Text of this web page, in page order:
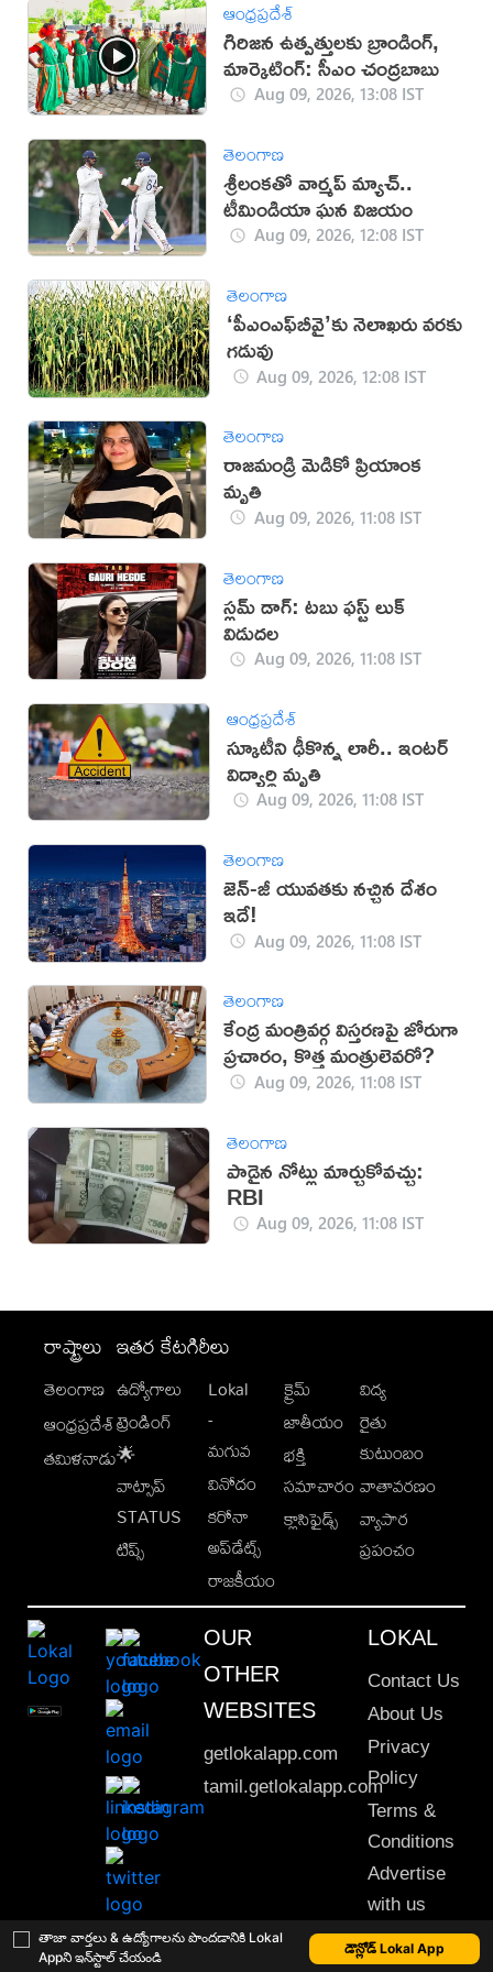
తాజా వార్తలు & ఉద్యోగాలను పొందడానికి Lokal
Appని ఇన్‌స్టాల్ చేయండి
డౌన్లోడ్ Lokal App
ఆంధ్రప్రదేశ్
గిరిజన ఉత్పత్తులకు బ్రాండింగ్,
మార్కెటింగ్: సీఎం చంద్రబాబు
Aug 09, 2026, 13:08 IST
తెలంగాణ
శ్రీలంకతో వార్మప్‌ మ్యాచ్..
టీమిండియా ఘన విజయం
Aug 09, 2026, 12:08 IST
తెలంగాణ
‘పీఎంఎఫ్‌బీవై’కు నెలాఖరు వరకు
గడువు
Aug 09, 2026, 12:08 IST
తెలంగాణ
రాజమండ్రి మెడికో ప్రియాంక
మృతి
Aug 09, 2026, 11:08 IST
తెలంగాణ
స్లమ్ డాగ్: టబు ఫస్ట్ లుక్
విడుదల
Aug 09, 2026, 11:08 IST
ఆంధ్రప్రదేశ్
స్కూటీని ఢీకొన్న లారీ.. ఇంటర్‌
విద్యార్థి మృతి
Aug 09, 2026, 11:08 IST
తెలంగాణ
జెన్-జీ యువతకు నచ్చిన దేశం
ఇదే!
Aug 09, 2026, 11:08 IST
తెలంగాణ
కేంద్ర మంత్రివర్గ విస్తరణపై జోరుగా
ప్రచారం, కొత్త మంత్రులెవరో?
Aug 09, 2026, 11:08 IST
తెలంగాణ
పాడైన నోట్లు మార్చుకోవచ్చు:
RBI
Aug 09, 2026, 11:08 IST
రాష్ట్రాలు
తెలంగాణ
ఆంధ్రప్రదేశ్
తమిళనాడు
ఇతర కేటగిరీలు
ఉద్యోగాలు
ట్రెండింగ్
🌟
వాట్సాప్
STATUS
టిప్స్
Lokal
-
మగువ
వినోదం
కరోనా
అప్‌డేట్స్
రాజకీయం
క్రైమ్
జాతీయం
భక్తి
సమాచారం
క్లాసిఫైడ్స్
విద్య
రైతు
కుటుంబం
వాతావరణం
వ్యాపార
ప్రపంచం
OUR
OTHER
WEBSITES
getlokalapp.com
tamil.getlokalapp.com
LOKAL
Contact Us
About Us
Privacy
Policy
Terms &
Conditions
Advertise
with us
Sitemap
This material may not be published, transmitted, rewritten or redistributed. © 2020 Lokal App. All rights reserved.